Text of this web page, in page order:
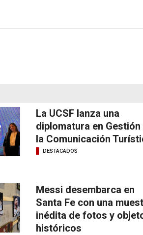
La UCSF lanza una
diplomatura en Gestión
la Comunicación
DESTACADOS
Messi desembarca en
Santa Fe con una
inédita de fotos y
históricos